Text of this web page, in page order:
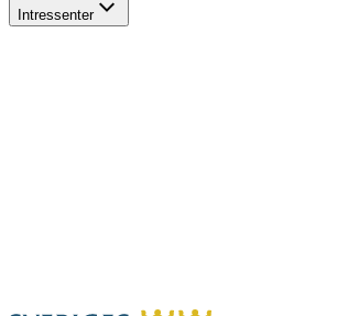
Intressenter